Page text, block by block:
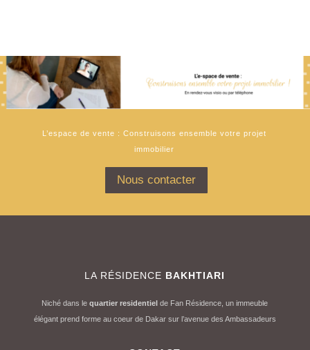
L’espace de vente : Construisons ensemble votre projet
immobilier
Nous contacter
LA RÉSIDENCE BAKHTIARI
Niché dans le quartier residentiel de Fan Résidence, un immeuble
élégant prend forme au coeur de Dakar sur l’avenue des Ambassadeurs